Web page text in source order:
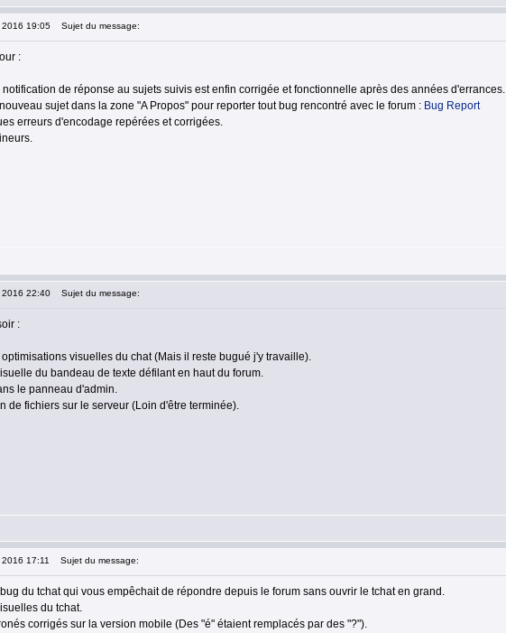
19:05 Sujet du message:
:
de réponse au sujets suivis est enfin corrigée et fonctionnelle après des années d'errances.
sujet dans la zone "A Propos" pour reporter tout bug rencontré avec le forum : Bug Report
erreurs d'encodage repérées et corrigées.
22:40 Sujet du message:
:
visuelles du chat (Mais il reste bugué j'y travaille).
du bandeau de texte défilant en haut du forum.
le panneau d'admin.
de fichiers sur le serveur (Loin d'être terminée).
17:11 Sujet du message:
du tchat qui vous empêchait de répondre depuis le forum sans ouvrir le tchat en grand.
du tchat.
corrigés sur la version mobile (Des "é" étaient remplacés par des "?").